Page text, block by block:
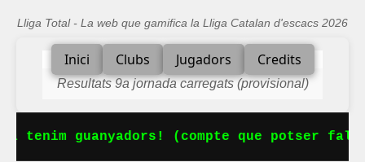
Lliga Total - La web que gamifica la Lliga Catalan d'escacs 2026
Inici Clubs Jugadors Credits
Resultats 9a jornada carregats (provisional)
tenim guanyadors! (compte que potser